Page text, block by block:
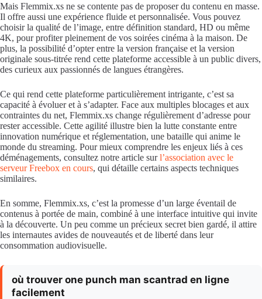
Mais Flemmix.xs ne se contente pas de proposer du contenu en masse.
Il offre aussi une expérience fluide et personnalisée. Vous pouvez
choisir la qualité de l’image, entre définition standard, HD ou même
4K, pour profiter pleinement de vos soirées cinéma à la maison. De
plus, la possibilité d’opter entre la version française et la version
originale sous-titrée rend cette plateforme accessible à un public divers,
des curieux aux passionnés de langues étrangères.
Ce qui rend cette plateforme particulièrement intrigante, c’est sa
capacité à évoluer et à s’adapter. Face aux multiples blocages et aux
contraintes du net, Flemmix.xs change régulièrement d’adresse pour
rester accessible. Cette agilité illustre bien la lutte constante entre
innovation numérique et réglementation, une bataille qui anime le
monde du streaming. Pour mieux comprendre les enjeux liés à ces
déménagements, consultez notre article surl’association avec le
serveur Freebox en cours, qui détaille certains aspects techniques
similaires.
En somme, Flemmix.xs, c’est la promesse d’un large éventail de
contenus à portée de main, combiné à une interface intuitive qui invite
à la découverte. Un peu comme un précieux secret bien gardé, il attire
les internautes avides de nouveautés et de liberté dans leur
consommation audiovisuelle.
où trouver one punch man scantrad en ligne
facilement